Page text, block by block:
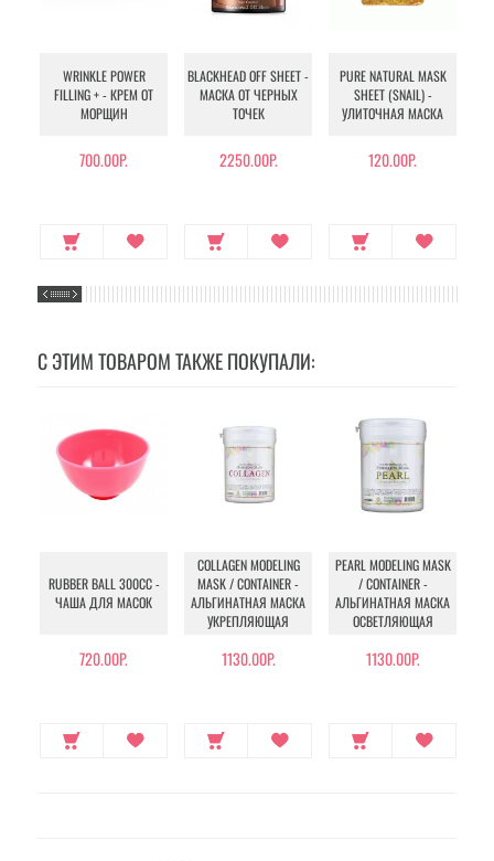
WRINKLE POWER
FILLING + - КРЕМ ОТ
МОРЩИН
700.00Р.
BLACKHEAD OFF SHEET -
МАСКА ОТ ЧЕРНЫХ
ТОЧЕК
2250.00Р.
PURE NATURAL MASK
SHEET (SNAIL) -
УЛИТОЧНАЯ МАСКА
120.00Р.
С ЭТИМ ТОВАРОМ ТАКЖЕ ПОКУПАЛИ:
RUBBER BALL 300СС -
ЧАША ДЛЯ МАСОК
720.00Р.
COLLAGEN MODELING
MASK / CONTAINER -
АЛЬГИНАТНАЯ МАСКА
УКРЕПЛЯЮЩАЯ
1130.00Р.
PEARL MODELING MASK
/ CONTAINER -
АЛЬГИНАТНАЯ МАСКА
ОСВЕТЛЯЮЩАЯ
1130.00Р.